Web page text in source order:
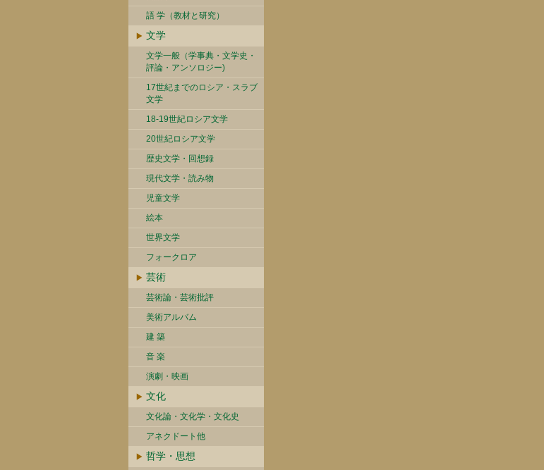
語 学（教材と研究）
文学
文学一般（学事典・文学史・
評論・アンソロジー)
17世紀までのロシア・スラブ
文学
18-19世紀ロシア文学
20世紀ロシア文学
歴史文学・回想録
現代文学・読み物
児童文学
絵本
世界文学
フォークロア
芸術
芸術論・芸術批評
美術アルバム
建 築
音 楽
演劇・映画
文化
文化論・文化学・文化史
アネクドート他
哲学・思想